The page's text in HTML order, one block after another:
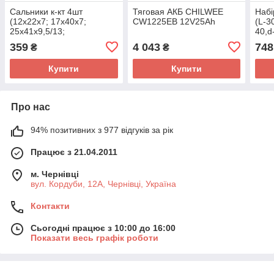
Сальники к-кт 4шт
(12x22x7; 17x40x7;
25x41x9,5/13;
25x52x9,5/13) редуктора
+О-кільце 2,6x40, О-кільце
2,6x45
359 ₴
Купити
Тяговая АКБ CHILWEE
CW1225EB 12V25Ah
4 043₴
Купити
(L-
748
Про нас
94% позитивних з 977 відгуків за рік
Працює з 21.04.2011
м. Чернівці
вул. Кордуби, 12А, Чернівці, Україна
Контакти
Сьогодні працює з 10:00 до 16:00
Показати весь графік роботи